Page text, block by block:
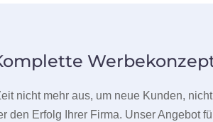
nicht mehr aus, um neue Kunden,
den Erfolg Ihrer Firma. Unser Angebot